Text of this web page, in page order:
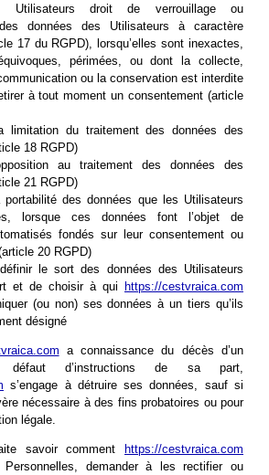
Utilisateurs droit de verrouillage ou
des données des Utilisateurs à caractère
17 du RGPD), lorsqu’elles sont inexactes,
périmées, ou dont la collecte,
ou la conservation est interdite
à tout moment un consentement (article
limitation du traitement des données des
18 RGPD)
au traitement des données des
21 RGPD)
des données que les Utilisateurs
lorsque ces données font l’objet de
fondés sur leur consentement ou
20 RGPD)
le sort des données des Utilisateurs
et de choisir à qui
https://cestvraica.com
(ou non) ses données à un tiers qu’ils
désigné
a connaissance du décès d’un
d’instructions de sa part,
s’engage à détruire ses données, sauf si
nécessaire à des fins probatoires ou pour
légale.
savoir comment
https://cestvraica.com
demander à les rectifier ou